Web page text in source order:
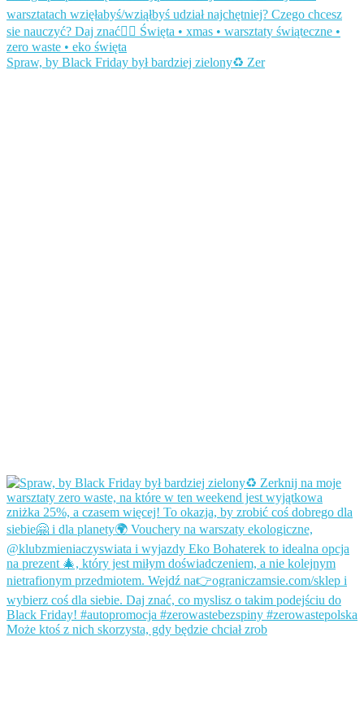
Spraw, by Black Friday był bardziej zielony♻️ Zer
Może ktoś z nich skorzysta, gdy będzie chciał zrob